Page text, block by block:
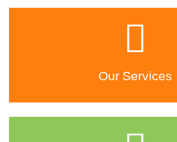
Our Services